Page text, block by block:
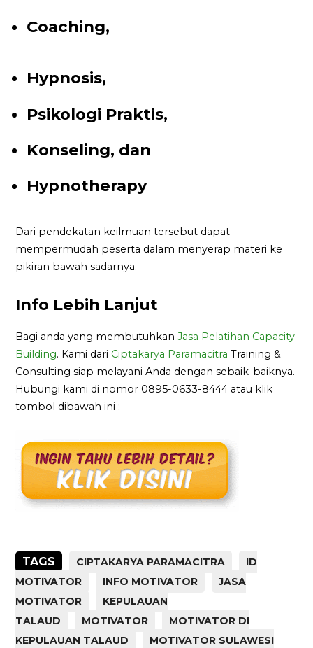
Coaching,
Hypnosis,
Psikologi Praktis,
Konseling, dan
Hypnotherapy
Dari pendekatan keilmuan tersebut dapat
mempermudah peserta dalam menyerap materi ke
pikiran bawah sadarnya.
Info Lebih Lanjut
Bagi anda yang membutuhkanJasa Pelatihan Capacity
Building. Kami dari Ciptakarya Paramacitra Training &
Consulting siap melayani Anda dengan sebaik-baiknya.
Hubungi kami di nomor 0895-0633-8444 atau klik
tombol dibawah ini :
TAGS CIPTAKARYA PARAMACITRA
ID
MOTIVATOR
INFO MOTIVATOR
JASA
MOTIVATOR
KEPULAUAN
TALAUD
MOTIVATOR
MOTIVATOR DI
KEPULAUAN TALAUD
MOTIVATOR SULAWESI